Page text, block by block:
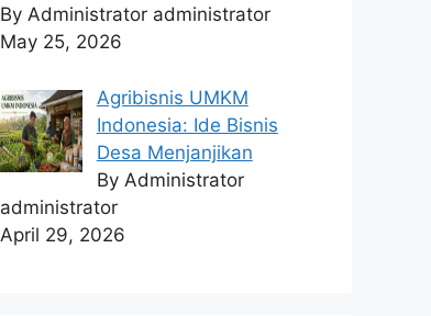
By Administrator administrator
May 25, 2026
Agribisnis UMKM
Indonesia: Ide Bisnis
Desa Menjanjikan
By Administrator
administrator
April 29, 2026